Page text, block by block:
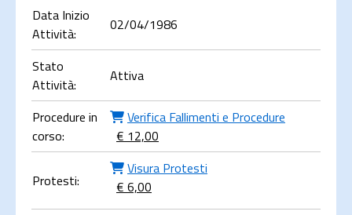
Data Inizio
Attività:
02/04/1986
Stato
Attività:
Attiva
Procedure in
corso:
Verifica Fallimenti e Procedure
€ 12,00
Protesti:
Visura Protesti
€ 6,00